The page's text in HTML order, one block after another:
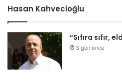
Hasan Kahvecioğlu
“Sıfıra sıfır,
3 gün önce